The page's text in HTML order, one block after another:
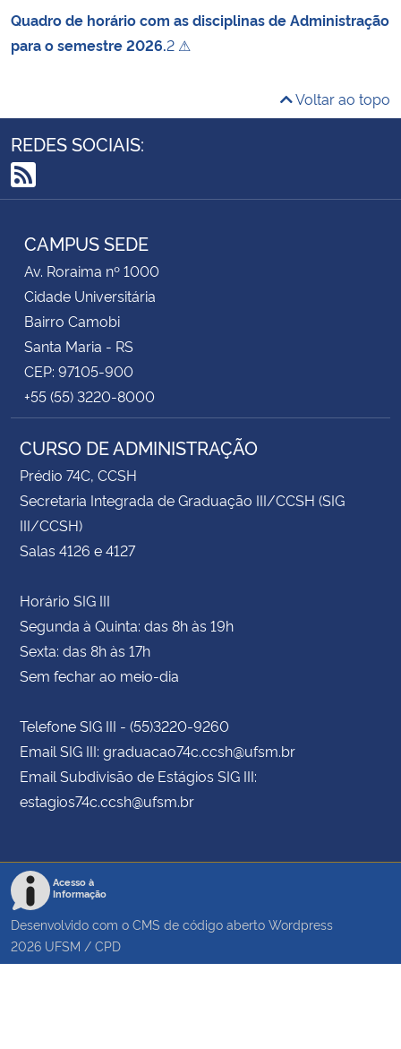
Quadro de horário com as disciplinas de Administração
para o semestre 2026.2 ⚠
Voltar ao topo
REDES SOCIAIS:
RSS
CAMPUS SEDE
Av. Roraima nº 1000
Cidade Universitária
Bairro Camobi
Santa Maria - RS
CEP: 97105-900
+55 (55) 3220-8000
CURSO DE ADMINISTRAÇÃO
Prédio 74C, CCSH
Secretaria Integrada de Graduação III/CCSH (SIG
III/CCSH)
Salas 4126 e 4127
Horário SIG III
Segunda à Quinta: das 8h às 19h
Sexta: das 8h às 17h
Sem fechar ao meio-dia
Telefone SIG III - (55)3220-9260
Email SIG III: graduacao74c.ccsh@ufsm.br
Email Subdivisão de Estágios SIG III:
estagios74c.ccsh@ufsm.br
Acesso à
Informação
Desenvolvido com o CMS de código aberto Wordpress
2026 UFSM / CPD